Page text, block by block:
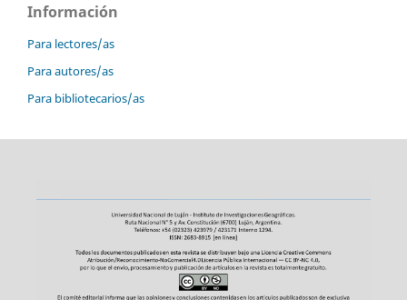
Información
Para lectores/as
Para autores/as
Para bibliotecarios/as